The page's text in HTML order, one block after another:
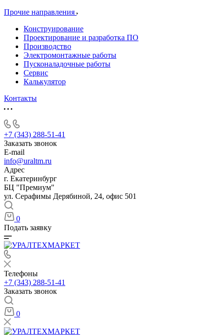
Прочие направления
Конструирование
Проектирование и разработка ПО
Производство
Электромонтажные работы
Пусконаладочные работы
Сервис
Калькулятор
Контакты
+7 (343) 288-51-41
Заказать звонок
E-mail
info@uraltm.ru
Адрес
г. Екатеринбург
БЦ "Премиум"
ул. Серафимы Дерябиной, 24, офис 501
0
Подать заявку
Телефоны
+7 (343) 288-51-41
Заказать звонок
0